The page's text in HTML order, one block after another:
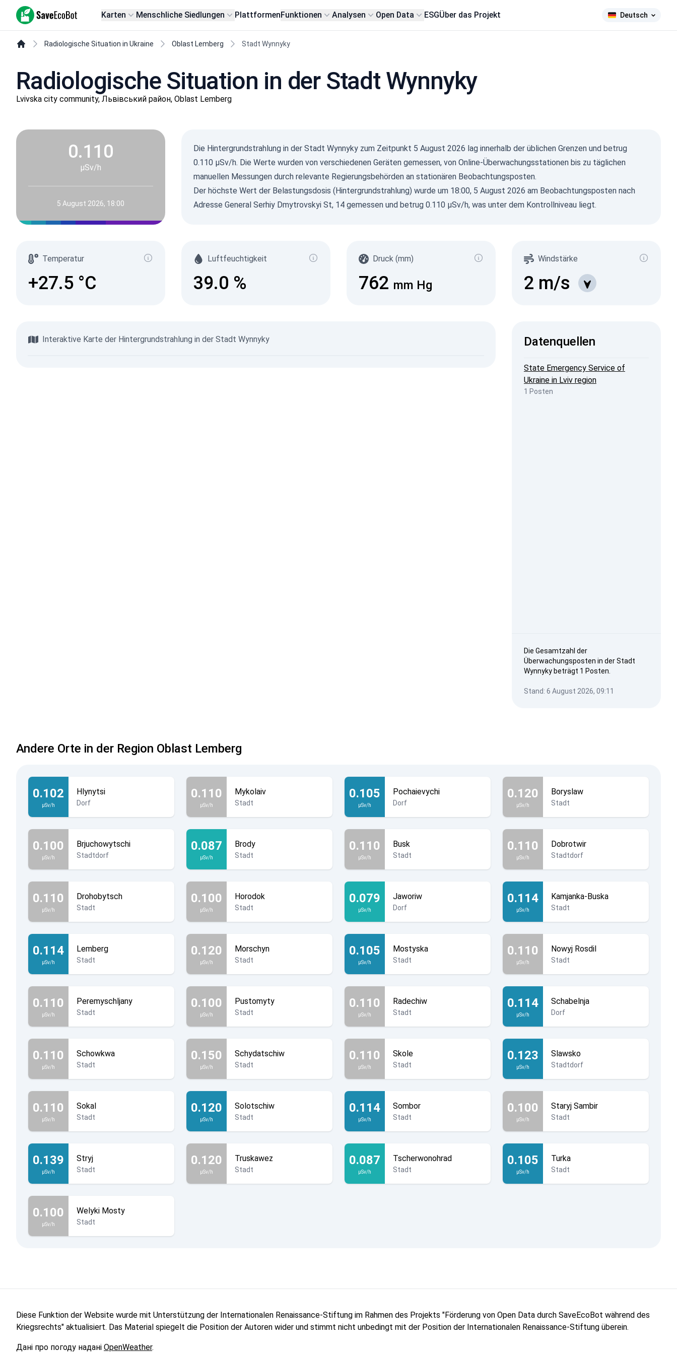
SaveEcoBot Karten Menschliche Siedlungen PlattformenFunktionen Analysen Open Data ESGÜber das Projekt Deutsch
Radiologische Situation in Ukraine Oblast Lemberg Stadt Wynnyky
Radiologische Situation in der Stadt Wynnyky
Lvivska city community, Львівський район, Oblast Lemberg
0.110
µSv/h
5 August 2026, 18:00
Die Hintergrundstrahlung in der Stadt Wynnyky zum Zeitpunkt 5 August 2026 lag innerhalb der üblichen Grenzen und betrug
0.110 µSv/h. Die Werte wurden von verschiedenen Geräten gemessen, von Online-Überwachungsstationen bis zu täglichen
manuellen Messungen durch relevante Regierungsbehörden an stationären Beobachtungsposten.
Der höchste Wert der Belastungsdosis (Hintergrundstrahlung) wurde um 18:00, 5 August 2026 am Beobachtungsposten nach
Adresse General Serhiy Dmytrovskyi St, 14 gemessen und betrug 0.110 µSv/h, was unter dem Kontrollniveau liegt.
Temperatur
+27.5 °C
Luftfeuchtigkeit
39.0 %
Druck (mm)
762 mm Hg
Windstärke
2 m/s
Interaktive Karte der Hintergrundstrahlung in der Stadt Wynnyky Datenquellen
State Emergency Service of
Ukraine in Lviv region
1 Posten
Die Gesamtzahl der
Überwachungsposten in der Stadt
Wynnyky beträgt 1 Posten.
Stand: 6 August 2026, 09:11
Andere Orte in der Region Oblast Lemberg
0.102
µSv/h
Hlynytsi
Dorf
0.110
µSv/h
Mykolaiv
Stadt
0.105
µSv/h
Pochaievychi
Dorf
0.120
µSv/h
Boryslaw
Stadt
0.100
µSv/h
Brjuchowytschi
Stadtdorf
0.087
µSv/h
Brody
Stadt
0.110
µSv/h
Busk
Stadt
0.110
µSv/h
Dobrotwir
Stadtdorf
0.110
µSv/h
Drohobytsch
Stadt
0.100
µSv/h
Horodok
Stadt
0.079
µSv/h
Jaworiw
Dorf
0.114
µSv/h
Kamjanka-Buska
Stadt
0.114
µSv/h
Lemberg
Stadt
0.120
µSv/h
Morschyn
Stadt
0.105
µSv/h
Mostyska
Stadt
0.110
µSv/h
Nowyj Rosdil
Stadt
0.110
µSv/h
Peremyschljany
Stadt
0.100
µSv/h
Pustomyty
Stadt
0.110
µSv/h
Radechiw
Stadt
0.114
µSv/h
Schabelnja
Dorf
0.110
µSv/h
Schowkwa
Stadt
0.150
µSv/h
Schydatschiw
Stadt
0.110
µSv/h
Skole
Stadt
0.123
µSv/h
Slawsko
Stadtdorf
0.110
µSv/h
Sokal
Stadt
0.120
µSv/h
Solotschiw
Stadt
0.114
µSv/h
Sombor
Stadt
0.100
µSv/h
Staryj Sambir
Stadt
0.139
µSv/h
Stryj
Stadt
0.120
µSv/h
Truskawez
Stadt
0.087
µSv/h
Tscherwonohrad
Stadt
0.105
µSv/h
Turka
Stadt
0.100
µSv/h
Welyki Mosty
Stadt
Diese Funktion der Website wurde mit Unterstützung der Internationalen Renaissance-Stiftung im Rahmen des Projekts "Förderung von Open Data durch SaveEcoBot während des
Kriegsrechts" aktualisiert. Das Material spiegelt die Position der Autoren wider und stimmt nicht unbedingt mit der Position der Internationalen Renaissance-Stiftung überein.
Дані про погоду надані OpenWeather.